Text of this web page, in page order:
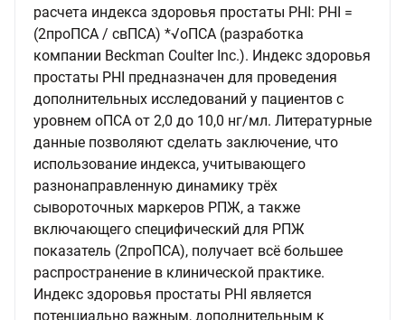
расчета индекса здоровья простаты PHI: PHI =
(2прoПСА / свПСА) *√оПСA (разработка
компании Beckman Coulter Inc.). Индекс здоровья
простаты PHI предназначен для проведения
дополнительных исследований у пациентов с
уровнем оПСА от 2,0 до 10,0 нг/мл. Литературные
данные позволяют сделать заключение, что
использование индекса, учитывающего
разнонаправленную динамику трёх
сывороточных маркеров РПЖ, а также
включающего специфический для РПЖ
показатель (2проПСА), получает всё большее
распространение в клинической практике.
Индекс здоровья простаты PHI является
потенциально важным, дополнительным к